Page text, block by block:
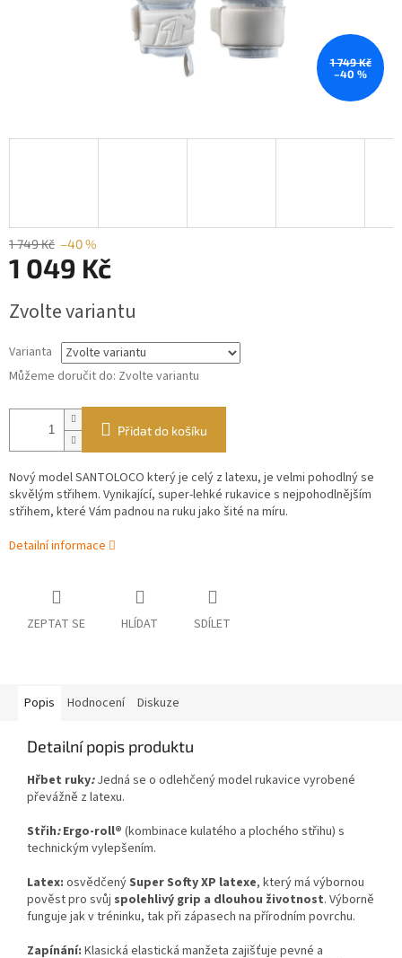
1 749 Kč
–40 %
1 749 Kč –40 %
1 049 Kč
cena:
Zvolte variantu
Varianta
Můžeme doručit do: Zvolte variantu
Přidat do košíku
Nový modelSANTOLOCO který je celý z latexu, je velmi pohodlný se
skvělým střihem. Vynikající, super-lehké rukavice s nejpohodlnějším
střihem, které Vám padnou na ruku jako šité na míru.
Detailní informace
ZEPTAT SE HLÍDAT SDÍLET
Popis Hodnocení Diskuze
Detailní popis produktu
Hřbet ruky:Jedná se o odlehčený model rukavice vyrobené
převážně z latexu.
Střih:Ergo-roll® (kombinace kulatého a plochého střihu) s
technickým vylepšením.
Latex: osvědčenýSuper Softy XP latexe, který má výbornou
pověst pro svůj spolehlivý grip a dlouhou životnost. Výborně
funguje jak v tréninku, tak při zápasech na přírodním povrchu.
Zapínání: Klasická elastická manžeta zajišťuje pevné a